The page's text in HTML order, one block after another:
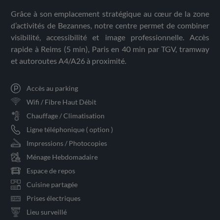
Grâce à son emplacement stratégique au cœur de la zone
d’activités de Bezannes, notre centre permet de combiner
visibilité, accessibilité et image professionnelle. Accès
rapide à Reims (5 min), Paris en 40 min par TGV, tramway
et autoroutes A4/A26 à proximité.
Accès au parking
Wifi / Fibre Haut Débit
Chauffage / Climatisation
Ligne téléphonique ( option )
Impressions / Photocopies
Ménage Hebdomadaire
Espace de repos
Cuisine partagée
Prises électriques
Lieu surveillé